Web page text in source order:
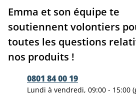
Emma et son équipe te
soutiennent volontiers
toutes les questions
nos produits !
0801 84 00 19
Lundi à vendredi, 09:00 - 15:00